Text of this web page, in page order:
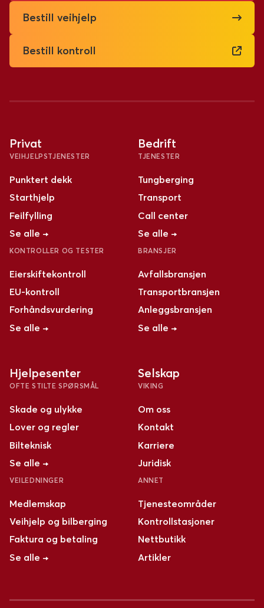
Bestill veihjelp
Bestill kontroll
Privat
VEIHJELPSTJENESTER
Punktert dekk
Starthjelp
Feilfylling
Se alle →
KONTROLLER OG TESTER
Eierskiftekontroll
EU-kontroll
Forhåndsvurdering
Se alle →
Bedrift
TJENESTER
Tungberging
Transport
Call center
Se alle →
BRANSJER
Avfallsbransjen
Transportbransjen
Anleggsbransjen
Se alle →
Hjelpesenter
OFTE STILTE SPØRSMÅL
Skade og ulykke
Lover og regler
Bilteknisk
Se alle →
VEILEDNINGER
Medlemskap
Veihjelp og bilberging
Faktura og betaling
Se alle →
Selskap
VIKING
Om oss
Kontakt
Karriere
Juridisk
ANNET
Tjenesteområder
Kontrollstasjoner
Nettbutikk
Artikler